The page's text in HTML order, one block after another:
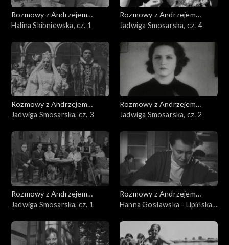
Rozmowy z Andrzejem
Doboszem
Halina Skibniewska, cz. 1
Rozmowy z Andrzejem
Doboszem
Jadwiga Smosarska, cz. 4
Rozmowy z Andrzejem
Doboszem
Jadwiga Smosarska, cz. 3
Rozmowy z Andrzejem
Doboszem
Jadwiga Smosarska, cz. 2
Rozmowy z Andrzejem
Doboszem
Jadwiga Smosarska, cz. 1
Rozmowy z Andrzejem
Doboszem
Hanna Gosławska - Lipińska,